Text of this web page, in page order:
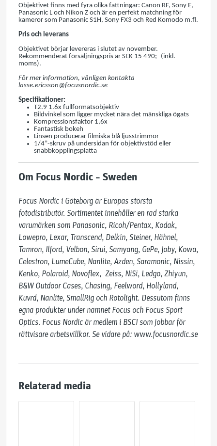
Objektivet finns med fyra olika fattningar: Canon RF, Sony E,
Panasonic L och Nikon Z och är en perfekt matchning för
kameror som Panasonic S1H, Sony FX3 och Red Komodo m.fl.
Pris och leverans
Objektivet börjar levereras i slutet av november.
Rekommenderat försäljningspris är SEK 15 490;- (inkl.
moms).
För mer information, vänligen kontakta
lasse.ericsson@focusnordic.se
Specifikationer:
T2.9 1.6x fullformatsobjektiv
Bildvinkel som ligger mycket nära det mänskliga ögats
Kompressionsfaktor 1,6x
Fantastisk bokeh
Linsen producerar filmiska blå ljusstrimmor
1/4”-skruv på undersidan för objektivstöd eller
snabbkopplingsplatta
Om Focus Nordic – Sweden
Focus Nordic i Göteborg är Europas största
fotodistributör. Sortimentet innehåller en rad starka
varumärken som Panasonic, Ricoh/Pentax, Kodak,
Lowepro, Lexar, Transcend, Delkin, Steiner, Hähnel,
Tamron, Ilford, Velbon, Sirui, Samyang, GePe, Joby, Kowa,
Celestron, LumeCube, Nanlite, Azden, Saramonic, Nissin,
Kenko, Polaroid, Novoflex,  Zeiss, NiSi, Ledgo, Zhiyun,
B&W Outdoor Cases, Chasing, Feelword, Hollyland,
Kuvrd, Nanlite, SmallRig och Rotolight. Dessutom finns
egna produkter under namnet Focus och Focus Sport
Optics. Focus Nordic är medlem i BSCI som jobbar för
rättvisare arbetsvillkor. Se vidare på: www.focusnordic.se
Relaterad media